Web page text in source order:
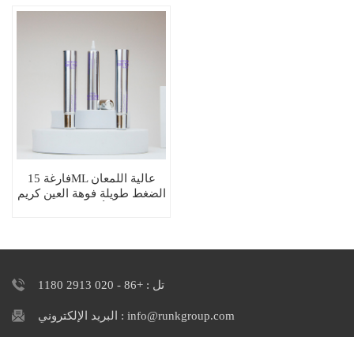
فارغة 15ML عالية اللمعان
الضغط طويلة فوهة العين كريم
تل : +86 - 020 2913 1180
البريد الإلكتروني : info@runkgroup.com